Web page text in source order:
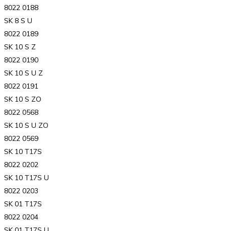
8022 0188
SK 8 S U
8022 0189
SK 10 S Z
8022 0190
SK 10 S U Z
8022 0191
SK 10 S ZO
8022 0568
SK 10 S U ZO
8022 0569
SK 10 T17S
8022 0202
SK 10 T17S U
8022 0203
SK 01 T17S
8022 0204